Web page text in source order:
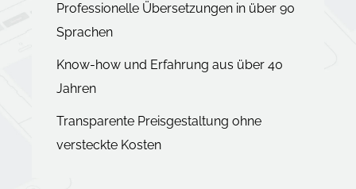
Professionelle Übersetzungen in über 90
Sprachen
Know-how und Erfahrung aus über 40
Jahren
Transparente Preisgestaltung ohne
versteckte Kosten